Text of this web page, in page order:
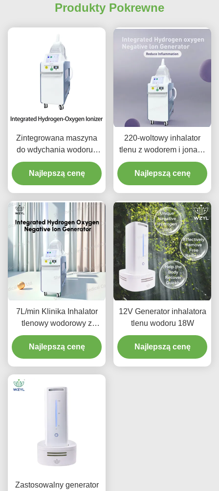
Produkty Pokrewne
Zintegrowana maszyna
do wdychania wodoru i
tlenu z 10,4-calowym
wyświetleniem
Najlepszą cenę
220-woltowy inhalator
tlenu z wodorem i jonami
ujemnymi
Najlepszą cenę
7L/min Klinika Inhalator
tlenowy wodorowy z
jonami ujemnymi 1000W
Poprawia krążenie krwi
Najlepszą cenę
12V Generator inhalatora
tlenu wodoru 18W
Najlepszą cenę
Zastosowalny generator